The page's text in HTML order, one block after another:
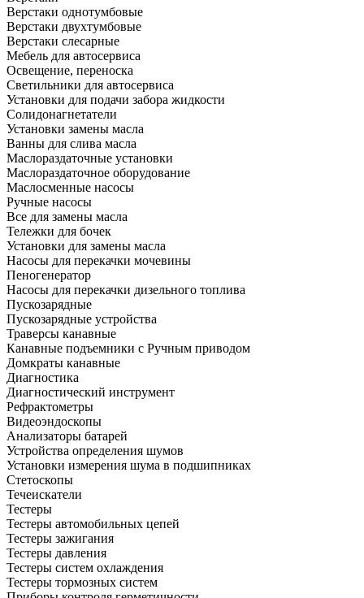
Верстаки однотумбовые
Верстаки двухтумбовые
Верстаки слесарные
Мебель для автосервиса
Освещение, переноска
Светильники для автосервиса
Установки для подачи забора жидкости
Солидонагнетатели
Установки замены масла
Ванны для слива масла
Маслораздаточные установки
Маслораздаточное оборудование
Маслосменные насосы
Ручные насосы
Все для замены масла
Тележки для бочек
Установки для замены масла
Насосы для перекачки мочевины
Пеногенератор
Насосы для перекачки дизельного топлива
Пускозарядные
Пускозарядные устройства
Траверсы канавные
Канавные подъемники с Ручным приводом
Домкраты канавные
Диагностика
Диагностический инструмент
Рефрактометры
Видеоэндоскопы
Анализаторы батарей
Устройства определения шумов
Установки измерения шума в подшипниках
Стетоскопы
Течеискатели
Тестеры
Тестеры автомобильных цепей
Тестеры зажигания
Тестеры давления
Тестеры систем охлаждения
Тестеры тормозных систем